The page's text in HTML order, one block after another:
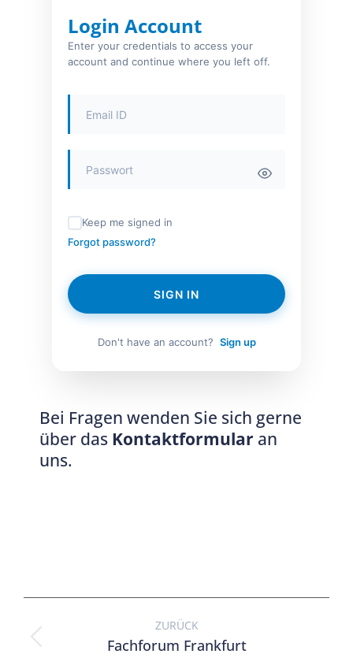
Login Account
Enter your credentials to access your
account and continue where you left off.
Keep me signed in
Forgot password?
SIGN IN
Don't have an account? Sign up
Bei Fragen wenden Sie sich gerne
über das Kontaktformular an
uns.
ZURÜCK
Fachforum Frankfurt